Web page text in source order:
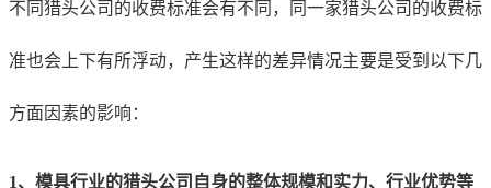
不同猎头公司的收费标准会有不同，同一家猎头公司的收费标
准也会上下有所浮动，产生这样的差异情况主要是受到以下几
方面因素的影响：
1、 模具行业的猎头公司自身的整体规模和实力、行业优势等